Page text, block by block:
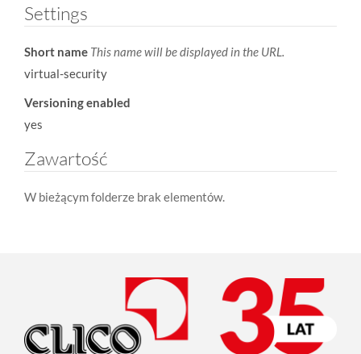
Settings
Short name This name will be displayed in the URL.
virtual-security
Versioning enabled
yes
Zawartość
W bieżącym folderze brak elementów.